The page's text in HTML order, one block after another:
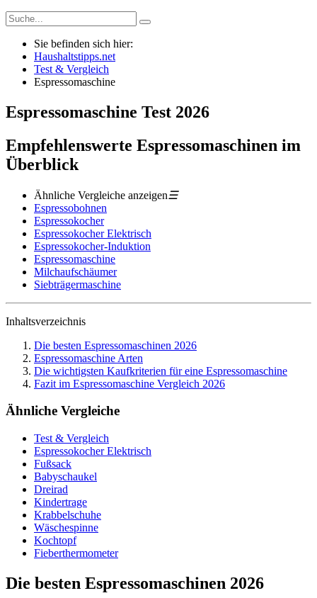
Sie befinden sich hier:
Haushaltstipps.net
Test & Vergleich
Espressomaschine
Espressomaschine Test 2026
Empfehlenswerte Espressomaschinen im
Überblick
Ähnliche Vergleiche anzeigen☰
Espressobohnen
Espressokocher
Espressokocher Elektrisch
Espressokocher-Induktion
Espressomaschine
Milchaufschäumer
Siebträgermaschine
Inhaltsverzeichnis
Die besten Espressomaschinen 2026
Espressomaschine Arten
Die wichtigsten Kaufkriterien für eine Espressomaschine
Fazit im Espressomaschine Vergleich 2026
Ähnliche Vergleiche
Test & Vergleich
Espressokocher Elektrisch
Fußsack
Babyschaukel
Dreirad
Kindertrage
Krabbelschuhe
Wäschespinne
Kochtopf
Fieberthermometer
Die besten Espressomaschinen 2026